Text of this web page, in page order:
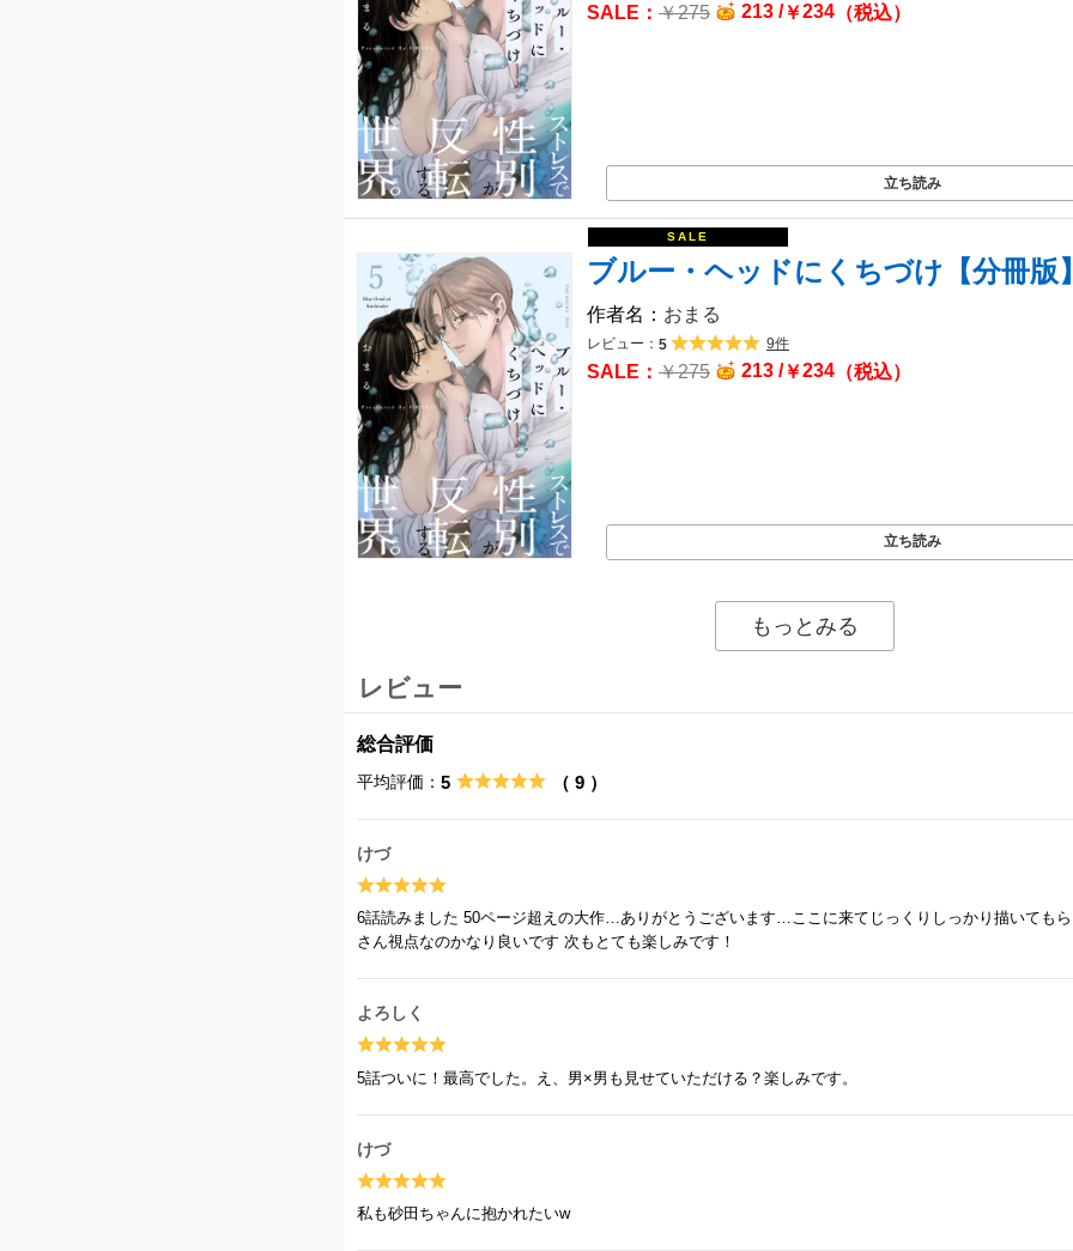
￥275 213 /￥234 （税込）
立ち読み
ブルー・ヘッドにくちづけ【分冊版
おまる
レビュー： 5 9件
￥275 213 /￥234 （税込）
立ち読み
もっとみる
レビュー
総合評価
平均評価： 5 （ 9 ）
けづ
6話読みました 50ページ超えの大作…ありがとうございます…ここに来てじっくりしっかり描いても
さん視点なのかなり良いです 次もとても楽しみです！
よろしく
5話ついに！最高でした。え、男×男も見せていただける？楽しみです。
けづ
私も砂田ちゃんに抱かれたいw